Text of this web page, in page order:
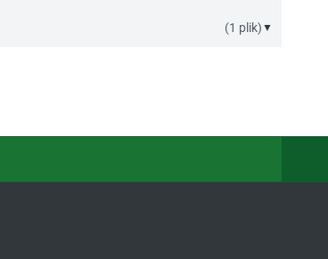
(1 plik) ▼